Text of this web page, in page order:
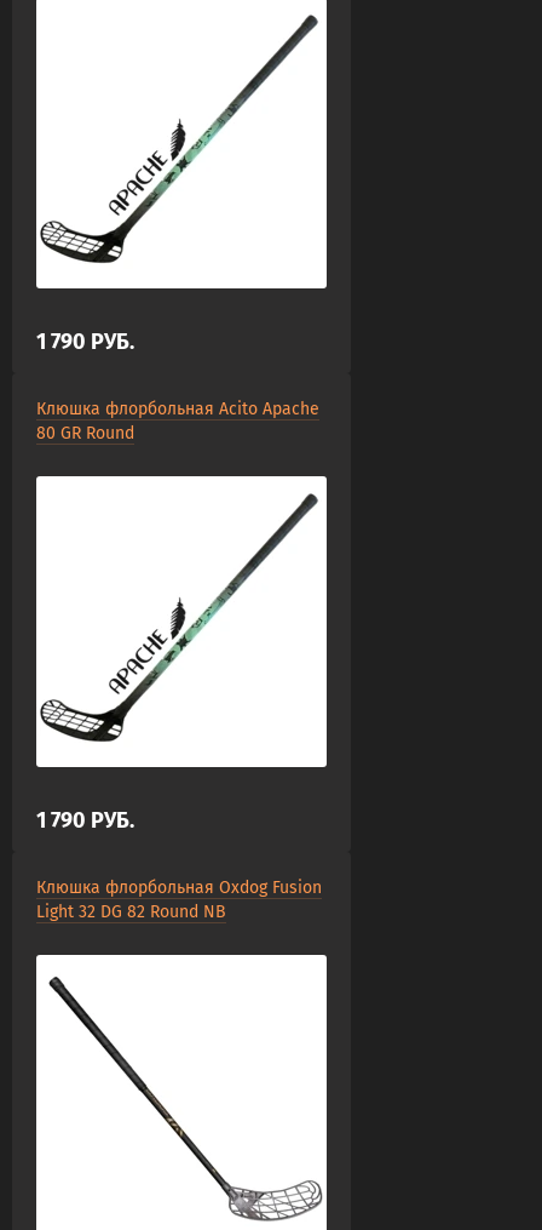
1 790 РУБ.
Клюшка флорбольная Acito Apache
80 GR Round
1 790 РУБ.
Клюшка флорбольная Oxdog Fusion
Light 32 DG 82 Round NB